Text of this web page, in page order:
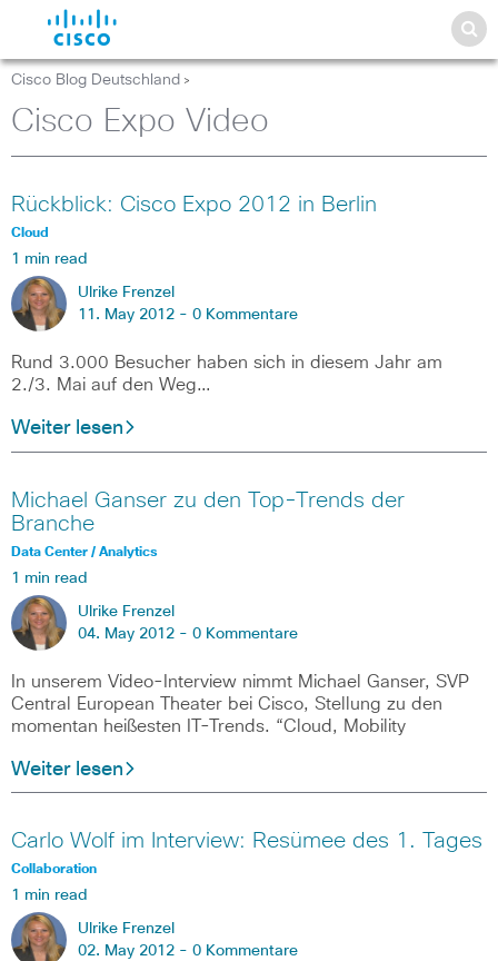
Cisco Blog Deutschland >
Cisco Expo Video
Rückblick: Cisco Expo 2012 in Berlin
Cloud
1 min read
Ulrike Frenzel
11. May 2012 - 0 Kommentare
Rund 3.000 Besucher haben sich in diesem Jahr am
2./3. Mai auf den Weg…
Weiter lesen
Michael Ganser zu den Top-Trends der
Branche
Data Center / Analytics
1 min read
Ulrike Frenzel
04. May 2012 - 0 Kommentare
In unserem Video-Interview nimmt Michael Ganser, SVP
Central European Theater bei Cisco, Stellung zu den
momentan heißesten IT-Trends. “Cloud, Mobility
Weiter lesen
Carlo Wolf im Interview: Resümee des 1. Tages
Collaboration
1 min read
Ulrike Frenzel
02. May 2012 - 0 Kommentare